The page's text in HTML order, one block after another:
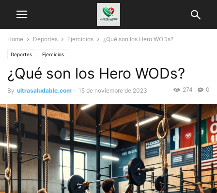
Home Deportes Ejercicios ¿Qué son los Hero WODs?
Deportes Ejercicios
¿Qué son los Hero WODs?
By ultrasaludable.com - 15 de noviembre de 2023 0
274